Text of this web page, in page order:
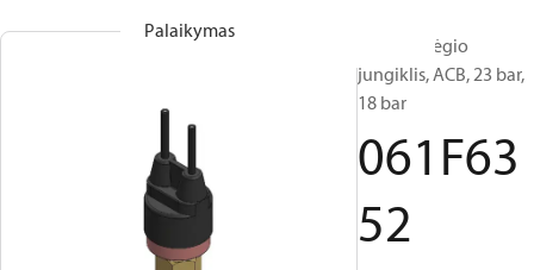
Palaikymas
Kasetės slėgio
jungiklis, ACB, 23 bar,
18 bar
061F63
52